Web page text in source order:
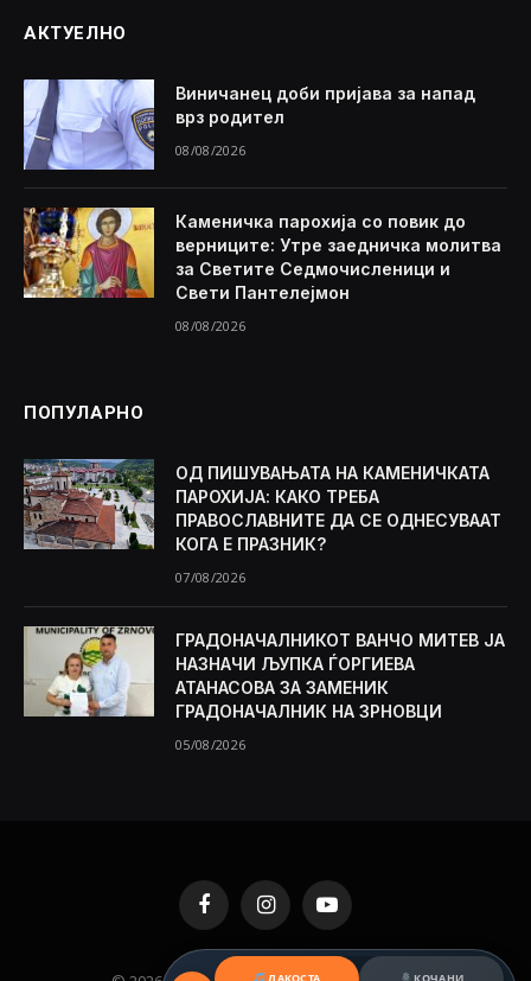
АКТУЕЛНО
Виничанец доби пријава за напад
врз родител
08/08/2026
Каменичка парохија со повик до
верниците: Утре заедничка молитва
за Светите Седмочисленици и
Свети Пантелејмон
08/08/2026
ПОПУЛАРНО
ОД ПИШУВАЊАТА НА КАМЕНИЧКАТА
ПАРОХИЈА: КАКО ТРЕБА
ПРАВОСЛАВНИТЕ ДА СЕ ОДНЕСУВААТ
КОГА Е ПРАЗНИК?
07/08/2026
ГРАДОНАЧАЛНИКОТ ВАНЧО МИТЕВ ЈА
НАЗНАЧИ ЉУПКА ЃОРГИЕВА
АТАНАСОВА ЗА ЗАМЕНИК
ГРАДОНАЧАЛНИК НА ЗРНОВЦИ
05/08/2026
FacebookInstagramYouTube